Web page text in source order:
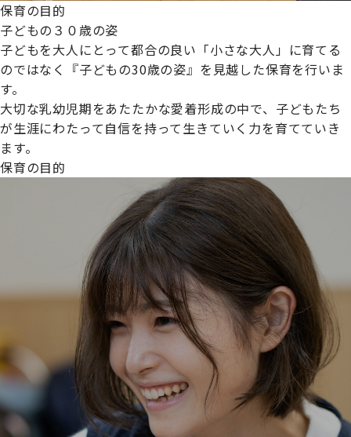
プライムスターほいくえんグループは女性が安心して働き
続けられる環境づくりに取り組んでおり、厚生労働省の
【えるぼし認定(☆☆)】
保育の目的
子どもの３０歳の姿
子どもを大人にとって都合の良い「小さな大人」に育てる
のではなく『子どもの30歳の姿』を見越した保育を行いま
す。
大切な乳幼児期をあたたかな愛着形成の中で、子どもたち
が生涯にわたって自信を持って生きていく力を育てていき
ます。
保育の目的